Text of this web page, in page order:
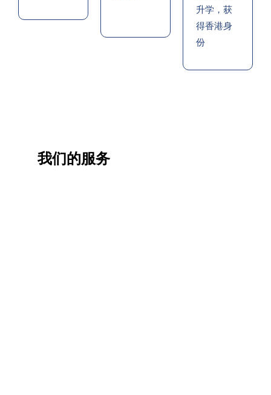
升学，获
得香港身
份
我们的服务